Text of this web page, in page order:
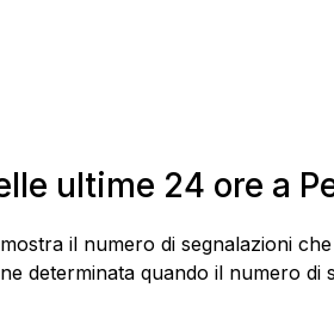
ultime 24 ore a
il numero di segnalazioni
determinata quando il numero di